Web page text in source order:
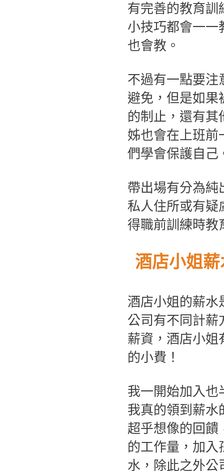
有完善的教育訓
小技巧都會一一
也會教。
不過有一點要注
避免，但是如果
的制止，還有
姊也會在上班前
們學會保護自己
帶出場有分為純
私人住所或有疑
得職前訓練時教
酒店小姐
酒店小姐的薪水
公司有不同計薪
薪資，酒店小姐
的小費！
我一開始加入也
我真的領到薪水
超乎想像的回饋
的工作量，加入
水，除此之外公